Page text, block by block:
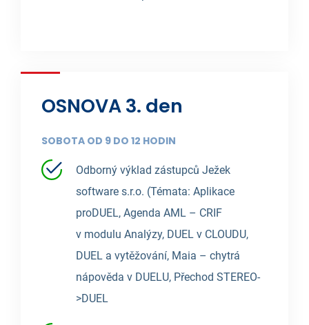
OSNOVA 3. den
SOBOTA OD 9 DO 12 HODIN
Odborný výklad zástupců Ježek
software s.r.o. (Témata: Aplikace
proDUEL, Agenda AML – CRIF
v modulu Analýzy, DUEL v CLOUDU,
DUEL a vytěžování, Maia – chytrá
nápověda v DUELU, Přechod STEREO-
>DUEL